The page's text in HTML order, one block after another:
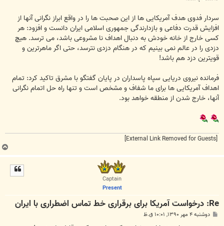
سردار فدوی هدف آمریکایی ها از این صحبت ها را در واقع ابراز نگرانی آنها از
افزایش قدرت دفاعی و بازدارندگی جمهوری اسلامی ایران دانست و افزود: هر
کسی خارج از خانه خودش به دنبال اهداف نا مشروعی باشد، می ترسد. هیچ
دزدی را در عالم نمی بینیم که در هنگام دزدی نترسد، حتی اگر ماهرترین و
قویترین دزد هم باشد!
فرمانده نیروی دریایی سپاه پاسداران در پایان گفتگو با مشرق تاکید کرد: تمام
اهداف آمریکایی ها برای ما شفاف و مشخص است و تنها راه حل اتمام نگرانی
آنها، خارج شدن از منطقه خواهد بود.
[External Link Removed for Guests]
Captain
Present
Re: درخواست آمریکا برای برقراری خط تماس اضطراری با ایران
دوشنبه ۴ مهر ۱۳۹۰, ۱۰:۰۱ ق.ظ